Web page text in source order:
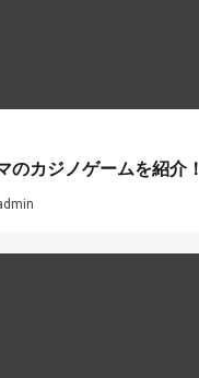
のカジノゲームを紹介！